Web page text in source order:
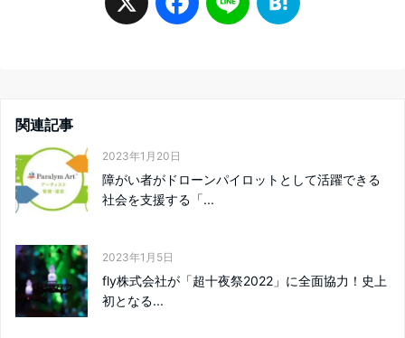
X F
b
L
n
関連記事
2023年1月20日
障がい者がドローンパイロットとして活躍できる
社会を支援する「...
2023年1月5日
fly株式会社が「超十夜祭2022」に全面協力！史上
初となる...